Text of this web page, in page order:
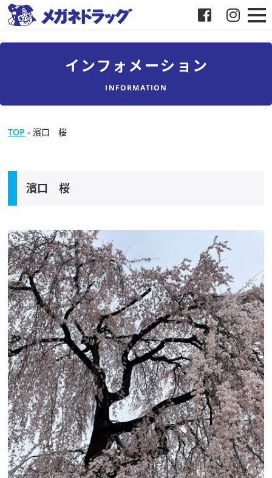
メガネドラッグについて
メディア協力
スタッフブログ
インフォメーション
INFORMATION
TOP -濱口 桜
濱口 桜